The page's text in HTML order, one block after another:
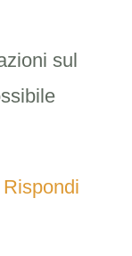
sul
Rispondi